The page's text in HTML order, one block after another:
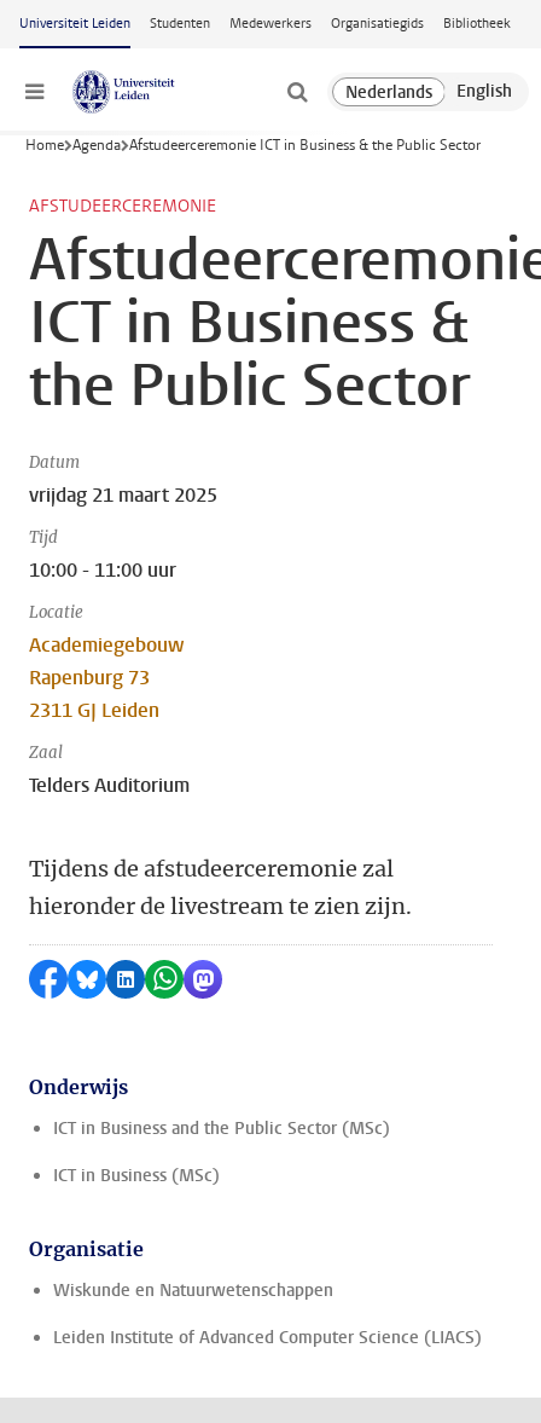
Ga naar hoofdinhoud
Universiteit Leiden Studenten Medewerkers Organisatiegids Bibliotheek
Menu
Home Agenda Afstudeerceremonie ICT in Business & the Public Sector
AFSTUDEERCEREMONIE
ICT in Business &
the Public Sector
Datum
vrijdag 21 maart 2025
Tijd
10:00 - 11:00 uur
Locatie
Academiegebouw
Rapenburg 73
2311 GJ Leiden
Zaal
Telders Auditorium
Tijdens de afstudeerceremonie zal
hieronder de livestream te zien zijn.
Delen op Facebook
Delen via Bluesky
Delen op LinkedIn
Delen via WhatsApp
Delen via Mastodon
Onderwijs
ICT in Business and the Public Sector (MSc)
ICT in Business (MSc)
Organisatie
Wiskunde en Natuurwetenschappen
Leiden Institute of Advanced Computer Science (LIACS)